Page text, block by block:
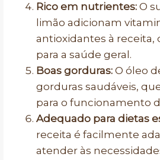
Rico em nutrientes: O
limão adicionam
antioxidantes à receita,
para a saúde geral.
Boas gorduras: O óleo
gorduras saudáveis,
para o funcionamento
Adequado para dietas
receita é facilmente
atender às